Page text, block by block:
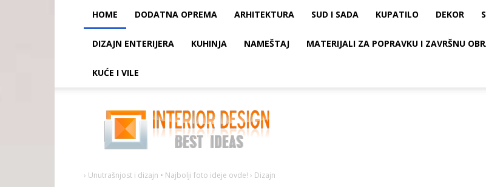
HOME DODATNA OPREMA ARHITEKTURA SUD I SADA KUPATILO DEKOR
DIZAJN ENTERIJERA KUHINJA NAMEŠTAJ MATERIJALI ZA POPRAVKU I ZAVRŠNU
KUĆE I VILE
japanskog
minimalizma
(63
fotografije
› Unutrašnjost i dizajn • Najbolji foto ideje ovde! › Dizajn